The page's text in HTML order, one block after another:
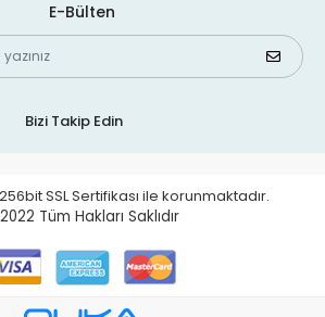
E-Bülten
Bizi Takip Edin
SSL Sertifikası ile korunmaktadır.
Tüm Hakları Saklıdır